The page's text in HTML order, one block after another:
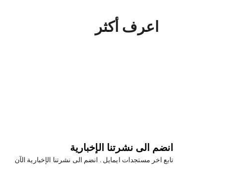
اعرف أكثر
انضم الى نشرتنا الإخبارية
تابع اخر مستجدات ايمايل . انضم الى نشرتنا الإخبارية الآن